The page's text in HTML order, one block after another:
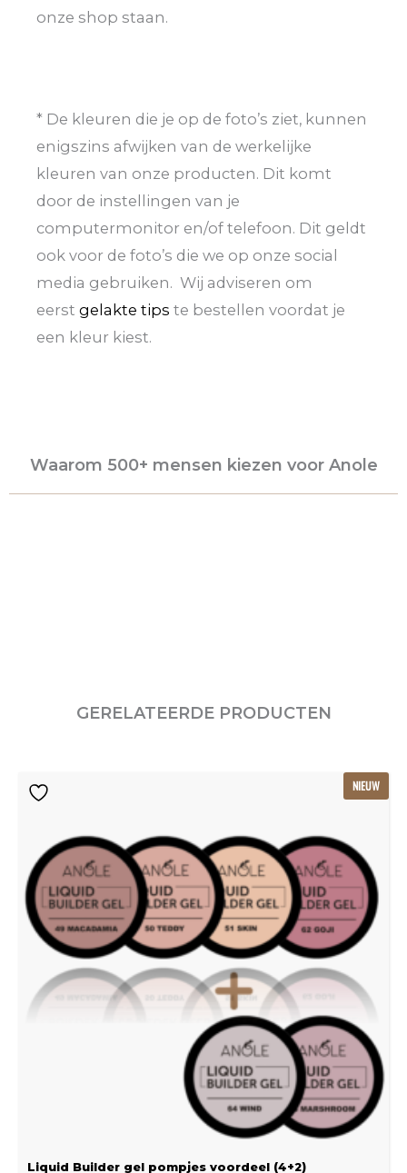
onze shop staan.
* De kleuren die je op de foto’s ziet, kunnen
enigszins afwijken van de werkelijke
kleuren van onze producten. Dit komt
door de instellingen van je
computermonitor en/of telefoon. Dit geldt
ook voor de foto’s die we op onze social
media gebruiken. Wij adviseren om
eerst gelakte tips te bestellen voordat je
een kleur kiest.
Waarom 500+ mensen kiezen voor Anole
GERELATEERDE PRODUCTEN
NIEUW
Liquid Builder gel pompjes voordeel (4+2)